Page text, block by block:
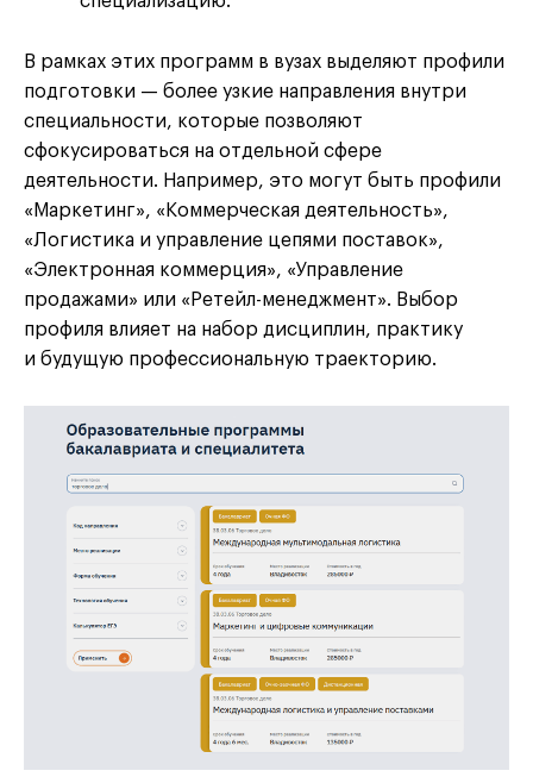
В рамках этих программ в вузах выделяют профили
подготовки — более узкие направления внутри
специальности, которые позволяют
сфокусироваться на отдельной сфере
деятельности. Например, это могут быть профили
«Маркетинг», «Коммерческая деятельность»,
«Логистика и управление цепями поставок»,
«Электронная коммерция», «Управление
продажами» или «Ретейл-менеджмент». Выбор
профиля влияет на набор дисциплин, практику
и будущую профессиональную траекторию.